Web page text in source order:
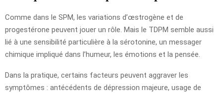
Comme dans le SPM, les variations d’œstrogène et de
progestérone peuvent jouer un rôle. Mais le TDPM semble aussi
lié à une sensibilité particulière à la sérotonine, un messager
chimique impliqué dans l’humeur, les émotions et la pensée.
Dans la pratique, certains facteurs peuvent aggraver les
symptômes : antécédents de dépression majeure, usage de